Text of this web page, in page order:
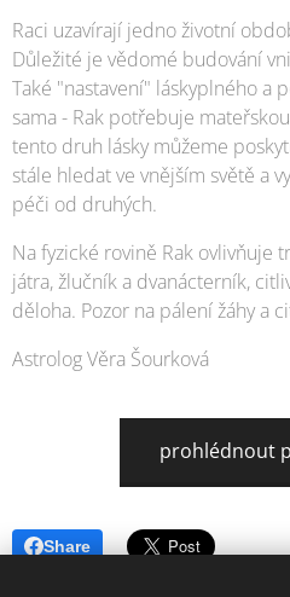
Raci uzavírají jedno životní
Důležité je vědomé budování
Také "nastavení" láskyplného a
sama - Rak potřebuje
tento druh lásky můžeme
stále hledat ve vnějším světě a
péči od druhých.
Na fyzické rovině Rak ovlivňuje
játra, žlučník a dvanácterník,
děloha. Pozor na pálení žáhy a
Astrolog Věra Šourková
prohlédnout
Share